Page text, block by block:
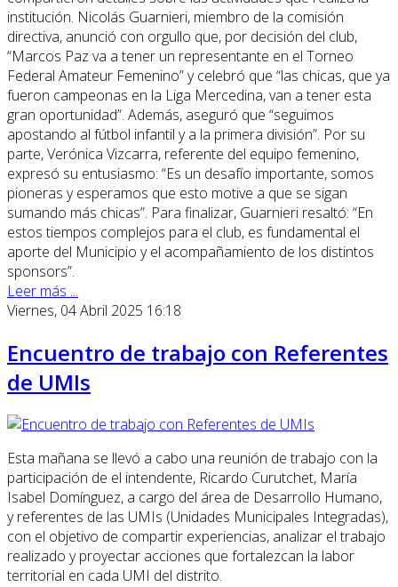
institución. Nicolás Guarnieri, miembro de la comisión
directiva, anunció con orgullo que, por decisión del club,
“Marcos Paz va a tener un representante en el Torneo
Federal Amateur Femenino” y celebró que “las chicas, que ya
fueron campeonas en la Liga Mercedina, van a tener esta
gran oportunidad”. Además, aseguró que “seguimos
apostando al fútbol infantil y a la primera división”. Por su
parte, Verónica Vizcarra, referente del equipo femenino,
expresó su entusiasmo: “Es un desafío importante, somos
pioneras y esperamos que esto motive a que se sigan
sumando más chicas”. Para finalizar, Guarnieri resaltó: “En
estos tiempos complejos para el club, es fundamental el
aporte del Municipio y el acompañamiento de los distintos
sponsors”.
Leer más ...
Viernes, 04 Abril 2025 16:18
Encuentro de trabajo con Referentes
de UMIs
Esta mañana se llevó a cabo una reunión de trabajo con la
participación de el intendente, Ricardo Curutchet, María
Isabel Domínguez, a cargo del área de Desarrollo Humano,
y referentes de las UMIs (Unidades Municipales Integradas),
con el objetivo de compartir experiencias, analizar el trabajo
realizado y proyectar acciones que fortalezcan la labor
territorial en cada UMI del distrito.